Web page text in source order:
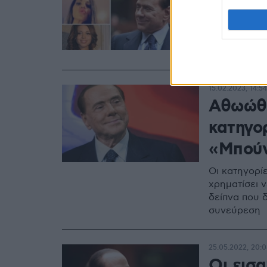
τις
Η
Οι
χρηματίσει
δείπνα που
συνεύρεση
15.02.2023, 14:54
25.05.2022,